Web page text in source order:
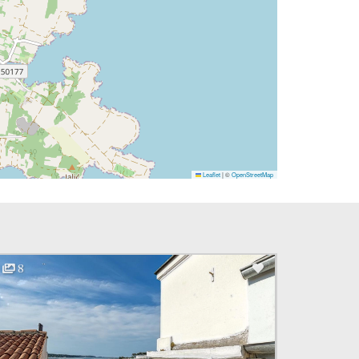
Leaflet|©OpenStreetMap
8